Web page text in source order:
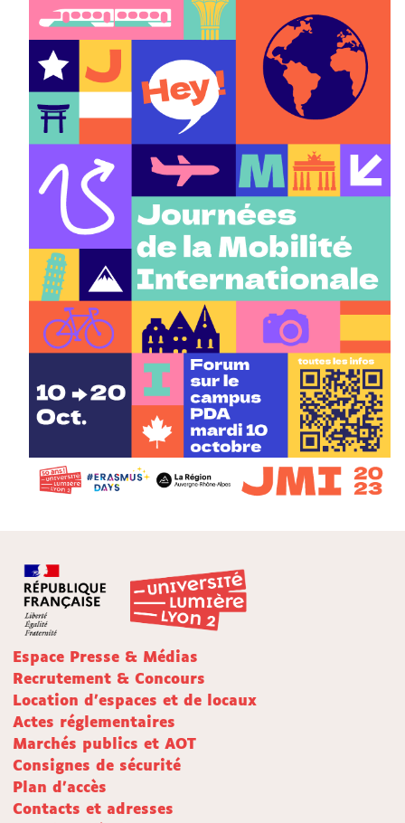
Espace Presse & Médias
Recrutement & Concours
Location d'espaces et de locaux
Actes réglementaires
Marchés publics et AOT
Consignes de sécurité
Plan d'accès
Contacts et adresses